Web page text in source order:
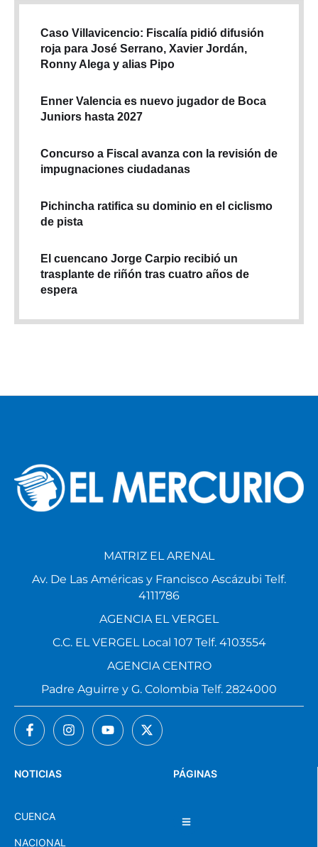
Caso Villavicencio: Fiscalía pidió difusión
roja para José Serrano, Xavier Jordán,
Ronny Alega y alias Pipo
Enner Valencia es nuevo jugador de Boca
Juniors hasta 2027
Concurso a Fiscal avanza con la revisión de
impugnaciones ciudadanas
Pichincha ratifica su dominio en el ciclismo
de pista
El cuencano Jorge Carpio recibió un
trasplante de riñón tras cuatro años de
espera
PÁGINAS
NOTICIAS
CUENCA
NACIONAL
MATRIZ EL ARENAL
Av. De Las Américas y Francisco Ascázubi Telf.
4111786
AGENCIA EL VERGEL
C.C. EL VERGEL Local 107 Telf. 4103554
AGENCIA CENTRO
Padre Aguirre y G. Colombia Telf. 2824000